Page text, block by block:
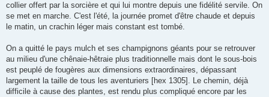
collier offert par la sorcière et qui lui montre depuis une fidélité servile. On
se met en marche. C'est l'été, la journée promet d'être chaude et depuis
le matin, un crachin léger mais constant est tombé.
On a quitté le pays mulch et ses champignons géants pour se retrouver
au milieu d'une chênaie-hêtraie plus traditionnelle mais dont le sous-bois
est peuplé de fougères aux dimensions extraordinaires, dépassant
largement la taille de tous les aventuriers [hex 1305]. Le chemin, déjà
difficile à cause des plantes, est rendu plus compliqué encore par les